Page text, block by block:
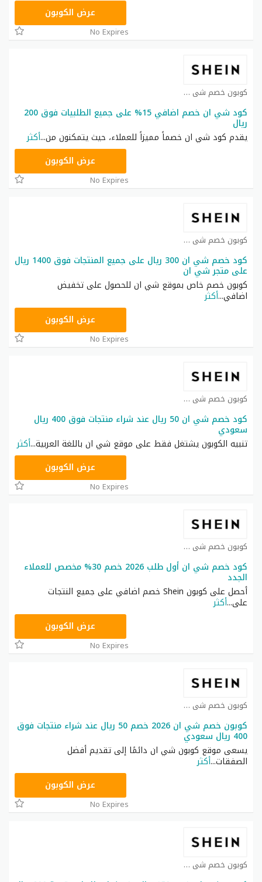
عرض الكوبون
No Expires
كوبون خصم شي ان كوبون
كود شي ان خصم اضافي 15% على جميع الطلبيات فوق 200
ريال
يقدم كود شي ان خصماً مميزاً للعملاء، حيث يتمكنون من...أكثر
عرض الكوبون
No Expires
كوبون خصم شي ان كوبون
كود خصم شي ان 300 ريال على جميع المنتجات فوق 1400 ريال
على متجر شي ان
كوبون خصم خاص بموقع شي ان للحصول على تخفيض
اضافي...أكثر
عرض الكوبون
No Expires
كوبون خصم شي ان كوبون
كود خصم شي ان 50 ريال عند شراء منتجات فوق 400 ريال
سعودي
تنبيه الكوبون يشتغل فقط على موقع شي ان باللغة العربية...أكثر
عرض الكوبون
No Expires
كوبون خصم شي ان كوبون
كود خصم شي ان أول طلب 2026 خصم 30% مخصص للعملاء
الجدد
أحصل على كوبون Shein خصم اضافي على جميع النتجات
على...أكثر
عرض الكوبون
No Expires
كوبون خصم شي ان كوبون
كوبون خصم شي ان 2026 خصم 50 ريال عند شراء منتجات فوق
400 ريال سعودي
يسعى موقع كوبون شي ان دائمًا إلى تقديم أفضل
الصفقات...أكثر
عرض الكوبون
No Expires
كوبون خصم شي ان كوبون